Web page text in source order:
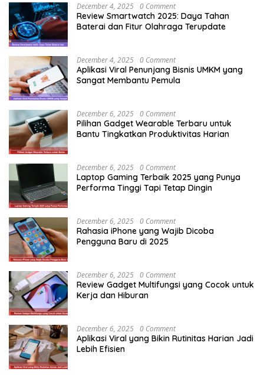
December 4, 2025 0 Comment
Review Smartwatch 2025: Daya Tahan
Baterai dan Fitur Olahraga Terupdate
December 4, 2025 0 Comment
Aplikasi Viral Penunjang Bisnis UMKM yang
Sangat Membantu Pemula
December 6, 2025 0 Comment
Pilihan Gadget Wearable Terbaru untuk
Bantu Tingkatkan Produktivitas Harian
December 6, 2025 0 Comment
Laptop Gaming Terbaik 2025 yang Punya
Performa Tinggi Tapi Tetap Dingin
December 6, 2025 0 Comment
Rahasia iPhone yang Wajib Dicoba
Pengguna Baru di 2025
December 6, 2025 0 Comment
Review Gadget Multifungsi yang Cocok untuk
Kerja dan Hiburan
December 6, 2025 0 Comment
Aplikasi Viral yang Bikin Rutinitas Harian Jadi
Lebih Efisien